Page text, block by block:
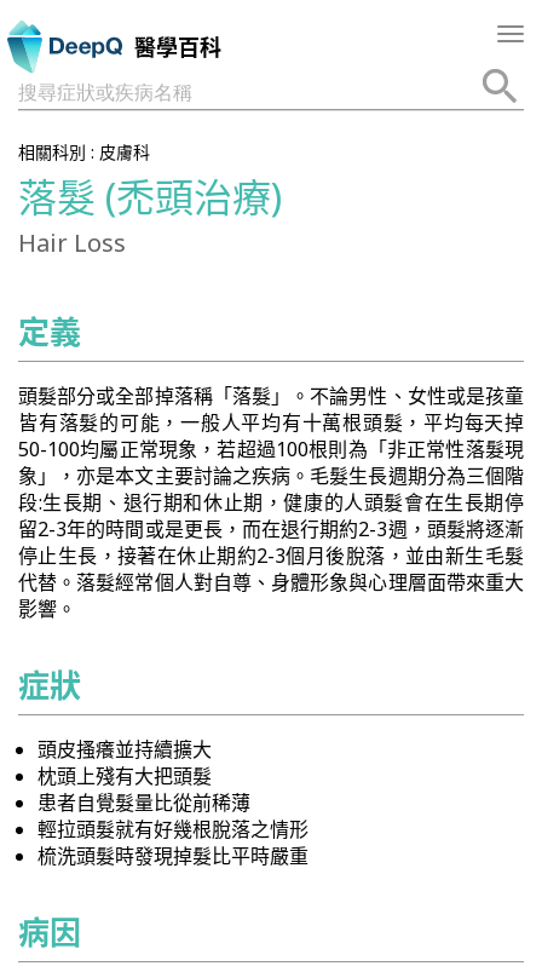
醫學百科
搜尋症狀或疾病名稱
相關科別 : 皮膚科
落髮 (禿頭治療)
Hair Loss
定義
頭髮部分或全部掉落稱「落髮」。不論男性、女性或是孩童
皆有落髮的可能，一般人平均有十萬根頭髮，平均每天掉
50-100均屬正常現象，若超過100根則為「非正常性落髮現
象」，亦是本文主要討論之疾病。毛髮生長週期分為三個階
段:生長期、退行期和休止期，健康的人頭髮會在生長期停
留2-3年的時間或是更長，而在退行期約2-3週，頭髮將逐漸
停止生長，接著在休止期約2-3個月後脫落，並由新生毛髮
代替。落髮經常個人對自尊、身體形象與心理層面帶來重大
影響。
症狀
頭皮搔癢並持續擴大
枕頭上殘有大把頭髮
患者自覺髮量比從前稀薄
輕拉頭髮就有好幾根脫落之情形
梳洗頭髮時發現掉髮比平時嚴重
病因